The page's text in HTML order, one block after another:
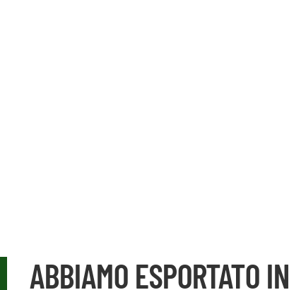
ABBIAMO ESPORTATO IN